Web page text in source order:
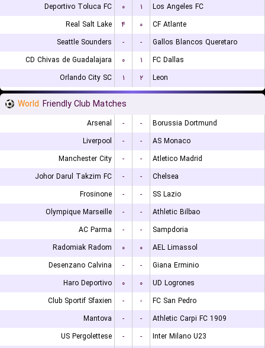
Deportivo Toluca FC
۰ ۱
Los Angeles FC
Real Salt Lake
۴ ۰
CF Atlante
Seattle Sounders
- -
Gallos Blancos Queretaro
CD Chivas de Guadalajara
۰ ۱
FC Dallas
Orlando City SC
۱ ۲ Leon
World Friendly Club Matches
Arsenal - -
Borussia Dortmund
Liverpool
- -
AS Monaco
Manchester City
- -
Atletico Madrid
Johor Darul Takzim FC
- -
Chelsea
Frosinone
- -
SS Lazio
Olympique Marseille
- -
Athletic Bilbao
AC Parma
- -
Sampdoria
Radomiak Radom
۰ ۰
AEL Limassol
Desenzano Calvina
- -
Giana Erminio
Haro Deportivo
۰ ۰
UD Logrones
Club Sportif Sfaxien
- -
FC San Pedro
Mantova
- -
Athletic Carpi FC 1909
US Pergolettese
- -
Inter Milano U23